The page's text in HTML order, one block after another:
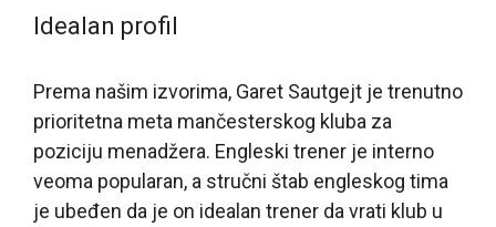
Idealan profil
Prema našim izvorima, Garet Sautgejt je trenutno
prioritetna meta mančesterskog kluba za
poziciju menadžera. Engleski trener je interno
veoma popularan, a stručni štab engleskog tima
je ubeđen da je on idealan trener da vrati klub u